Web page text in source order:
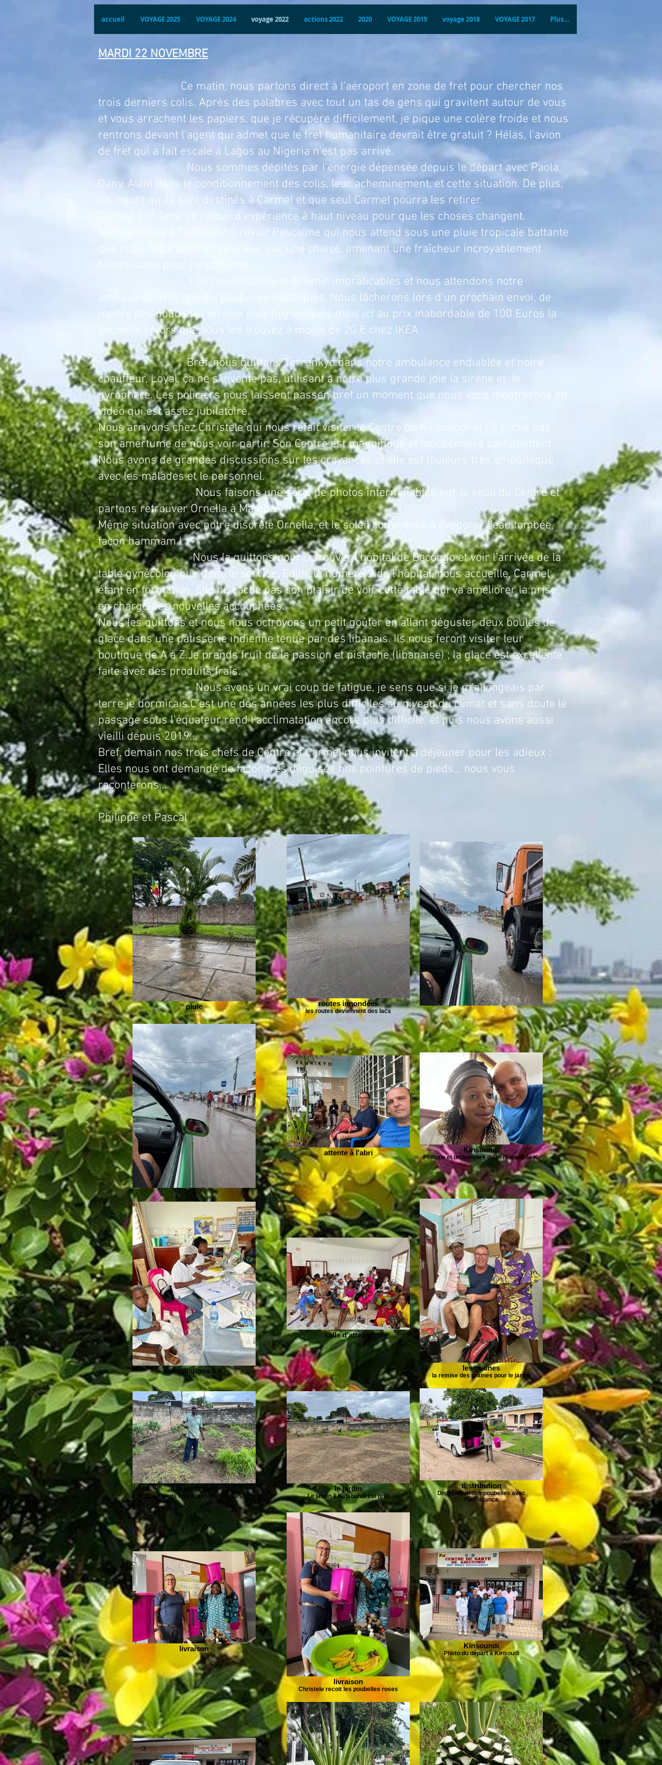
accueil VOYAGE 2025 VOYAGE 2024 voyage 2022 actions 2022 2020 VOYAGE 2019 voyage 2018 VOYAGE 2017 Plus...
MARDI 22 NOVEMBRE
Ce matin, nous partons direct à l’aéroport en zone de fret pour chercher nos
trois derniers colis. Après des palabres avec tout un tas de gens qui gravitent autour de vous
et vous arrachent les papiers, que je récupère difficilement, je pique une colère froide et nous
rentrons devant l’agent qui admet que le fret humanitaire devrait être gratuit ? Hélas, l’avion
de fret qui a fait escale à Lagos au Nigeria n’est pas arrivé.
Nous sommes dépités par l’énergie dépensée depuis le départ avec Paola,
Dany, Alain dans le conditionnement des colis, leur acheminement, et cette situation. De plus,
on me dit qu’ils sont destinés à Carmel et que seul Carmel pourra les retirer.
Carmel doit faire un retour d’expérience à haut niveau pour que les choses changent.
Nous partons à TERRINKYO revoir Pascaline qui nous attend sous une pluie tropicale battante
que nous regardons à l'extérieur sur une chaise, amenant une fraîcheur incroyablement
bienfaisante pour l’organisme.
Les routes vont vite devenir impraticables et nous attendons notre
ambulance avec nos dix poubelles plastiques. Nous tâcherons lors d’un prochain envoi, de
mettre des poubelles en inox plus hygiéniques mais ici au prix inabordable de 100 Euros la
poubelle ! Alors que vous les trouvez à moins de 20 € chez IKEA
Bref, nous quittons Terrenkyo dans notre ambulance endiablée et notre
chauffeur, Loyal, ça ne s’invente pas, utilisant à notre plus grande joie la sirène et le
gyrophare. Les policiers nous laissent passer, bref un moment que nous vous montrerons en
vidéo qui est assez jubilatoire.
Nous arrivons chez Christele qui nous refait visiter le Centre de Kinsoundi et ne cache pas
son amertume de nous voir partir. Son Centre est magnifique et fonctionnera parfaitement.
Nous avons de grandes discussions sur les croyances et elle est toujours très empathique
avec les malades et le personnel.
Nous faisons une série de photos interminables sur le seuil du Centre et
partons retrouver Ornella à Mamba.
Même situation avec notre discrète Ornella, et le soleil commence à évaporer l’eau tombée,
façon hammam !
Nous la quittons pour retrouver l’hôpital de Bacongo et voir l’arrivée de la
table gynécologique dans le service. Edith, la numéro 2 de l’hôpital, nous accueille, Carmel
étant en formation. Elle ne cache pas son plaisir de voir cette table qui va améliorer la prise
en charge des nouvelles accouchées.
Nous les quittons et nous nous octroyons un petit goûter en allant déguster deux boules de
glace dans une pâtisserie indienne tenue par des libanais. Ils nous feront visiter leur
boutique de A à Z.Je prends fruit de la passion et pistache (libanaise) ; la glace est excellente
faite avec des produits frais.
Nous avons un vrai coup de fatigue, je sens que si je m‘allongeais par
terre je dormirais.C’est une des années les plus difficiles au niveau du climat et sans doute le
passage sous l’équateur rend l’acclimatation encore plus difficile, et puis nous avons aussi
vieilli depuis 2019…
Bref, demain nos trois chefs de Centre et Carmel nous invitent à déjeuner pour les adieux ;
Elles nous ont demandé de façon très déguisée nos pointures de pieds... nous vous
raconterons…
Philippe et Pascal
pluie routes innondées
les routes deviennent des lacs
attente à l'abri Kinsoundi
Philippe et un membre du personnel de K.
consultations à K.
salle d'attente
les graines
la remise des graines pour le jardin
le jardinier
Le jardinier pieds nus,a presque tout désherbé.
le jardin
Le jardin à Kinsoundi est prêt
distribution
Distribution des poubelles avec
l’ambulance
livraison
livraison
Christele recoit les poubelles roses
Kinsoundi
Photo du départ à Kinsoudi